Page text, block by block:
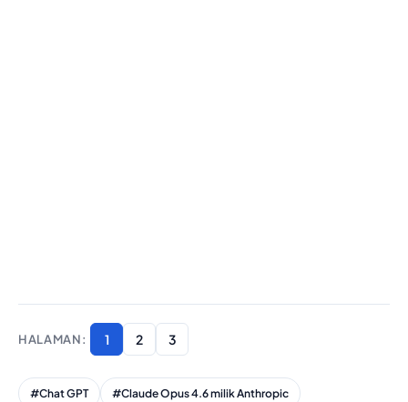
1 2 3
#Chat GPT #Claude Opus 4.6 milik Anthropic